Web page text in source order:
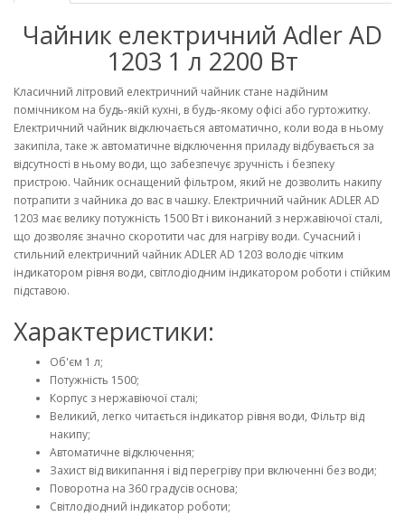
Чайник електричний Adler AD
1203 1 л 2200 Вт
Класичний літровий електричний чайник стане надійним
помічником на будь-якій кухні, в будь-якому офісі або гуртожитку.
Електричний чайник відключається автоматично, коли вода в ньому
закипіла, таке ж автоматичне відключення приладу відбувається за
відсутності в ньому води, що забезпечує зручність і безпеку
пристрою. Чайник оснащений фільтром, який не дозволить накипу
потрапити з чайника до вас в чашку. Електричний чайник ADLER AD
1203 має велику потужність 1500 Вт і виконаний з нержавіючої сталі,
що дозволяє значно скоротити час для нагріву води. Сучасний і
стильний електричний чайник ADLER AD 1203 володіє чітким
індикатором рівня води, світлодіодним індикатором роботи і стійким
підставою.
Характеристики:
Об'єм 1 л;
Потужність 1500;
Корпус з нержавіючої сталі;
Великий, легко читається індикатор рівня води, Фільтр від
накипу;
Автоматичне відключення;
Захист від википання і від перегріву при включенні без води;
Поворотна на 360 градусів основа;
Світлодіодний індикатор роботи;